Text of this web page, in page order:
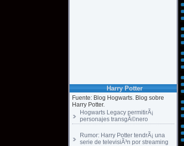
Harry Potter
Fuente: Blog Hogwarts. Blog sobre
Harry Potter.
Hogwarts Legacy permitirÃ¡
personajes transgÃ©nero
Rumor: Harry Potter tendrÃ¡ una
serie de televisiÃ³n por streaming